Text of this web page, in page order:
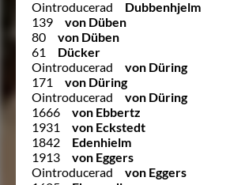
Ointroducerad
Dubbenhjelm
139
von Düben
80
von Düben
61
Dücker
Ointroducerad
von Düring
171
von Düring
Ointroducerad
von Düring
1666
von Ebbertz
1931
von Eckstedt
1842
Edenhielm
1913
von Eggers
Ointroducerad
von Eggers